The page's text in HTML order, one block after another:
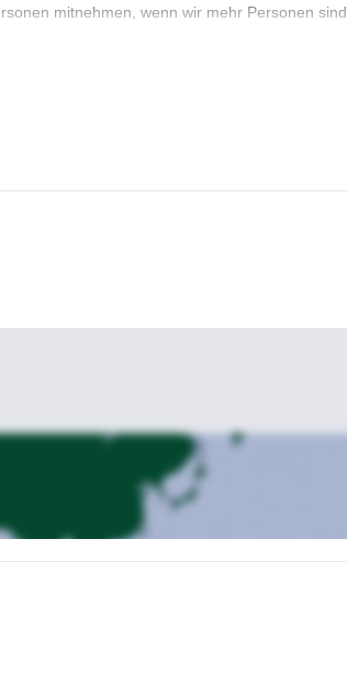
mitnehmen, wenn wir mehr Personen sind,